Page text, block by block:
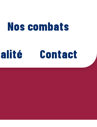
Nos combats
Contact